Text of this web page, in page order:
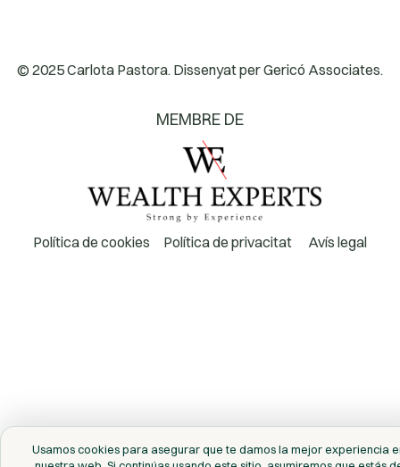
© 2025 Carlota Pastora. Dissenyat perGericó Associates.
MEMBRE DE
Política de cookies Política de privacitat Avís legal
Usamos cookies para asegurar que te damos la mejor experiencia